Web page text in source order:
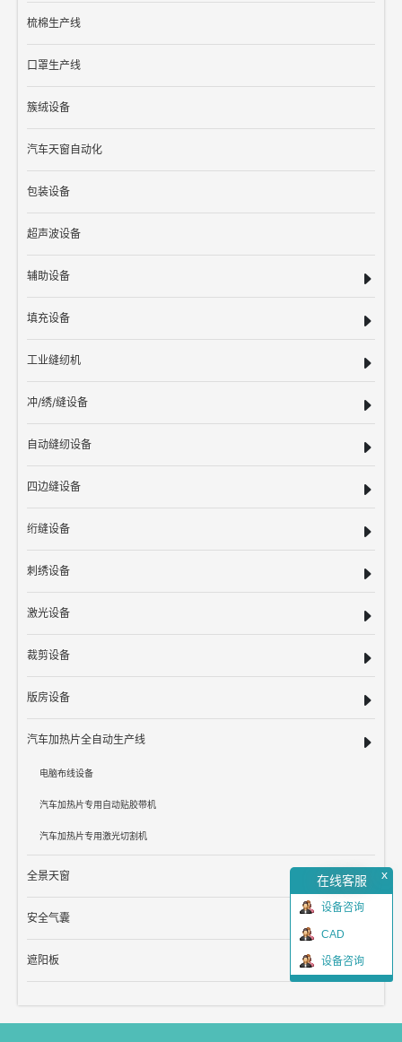
在线客服 x
设备咨询
CAD
设备咨询
梳棉生产线
口罩生产线
簇绒设备
汽车天窗自动化
包装设备
超声波设备
辅助设备
填充设备
工业缝纫机
冲/绣/缝设备
自动缝纫设备
四边缝设备
绗缝设备
刺绣设备
激光设备
裁剪设备
版房设备
汽车加热片全自动生产线
电脑布线设备
汽车加热片专用自动贴胶带机
汽车加热片专用激光切割机
全景天窗
安全气囊
遮阳板